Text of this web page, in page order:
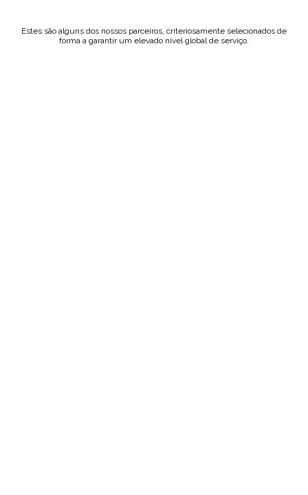
Estes são alguns dos nossos parceiros, criteriosamente selecionados de
forma a garantir um elevado nível global de serviço.